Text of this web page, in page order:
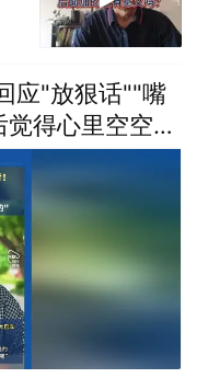
应"放狠话""嘴
觉得心里空空